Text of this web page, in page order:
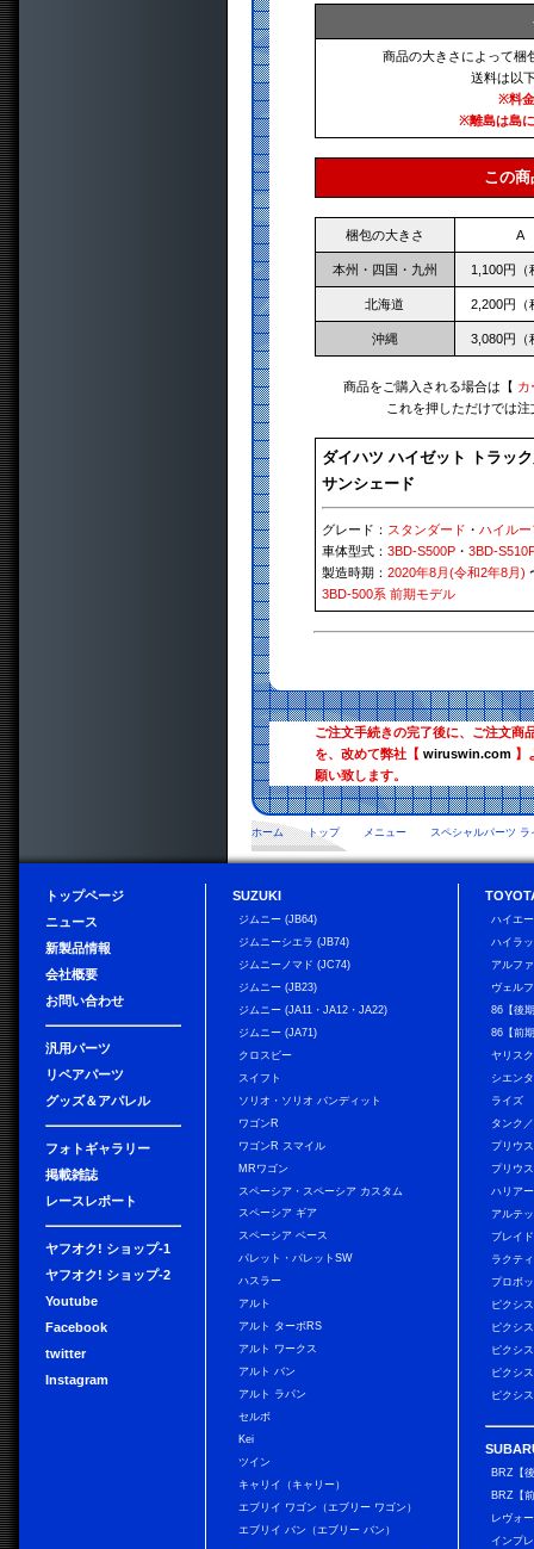
商品の大きさによって梱
送料は以
※料
※離島は島
この
梱包の大きさ A
本州・四国・九州 1,100円（
北海道 2,200円（
沖縄 3,080円（
商品をご購入される場合は【 カ
これを押しただけでは
ダイハツ ハイゼット トラッ
サンシェード
グレード： スタンダード ・ ハイルー
車体型式： 3BD-S500P・ 3BD-
製造時期： 2020年8月(令和2年8月)
3BD-500系 前期モデル
ご注文手続きの完了後に、ご注文商
を、改めて弊社【 wiruswin.com】
願い致します。
ホーム トップ メニュー スペシャルパーツ ラ
トップページ
ニュース
新製品情報
会社概要
お問い合わせ
汎用パーツ
リペアパーツ
グッズ＆アパレル
フォトギャラリー
掲載雑誌
レースレポート
ヤフオク! ショップ-1
ヤフオク! ショップ-2
Youtube
Facebook
twitter
Instagram
SUZUKI
ジムニー (JB64)
ジムニーシエラ (JB74)
ジムニーノマド (JC74)
ジムニー (JB23)
ジムニー (JA11・JA12・JA22)
ジムニー (JA71)
クロスビー
スイフト
ソリオ・ソリオ バンディット
ワゴンR
ワゴンR スマイル
MRワゴン
スペーシア・スペーシア カスタム
スペーシア ギア
スペーシア ベース
パレット・パレットSW
ハスラー
アルト
アルト ターボRS
アルト ワークス
アルト バン
アルト ラパン
セルボ
Kei
ツイン
キャリイ（キャリー）
エブリイ ワゴン（エブリー ワゴン）
エブリイ バン（エブリー バン）
ハイエ
ハイラ
アルフ
ヴェル
86【後
86【前
ヤリス
シエンタ
ライズ
タンク
プリウス
プリウ
ハリアー
アルテ
ブレイド
ラクテ
プロボ
ピクシ
ピクシ
ピクシ
ピクシ
ピクシ
BRZ【
BRZ【
レヴォ
インプ